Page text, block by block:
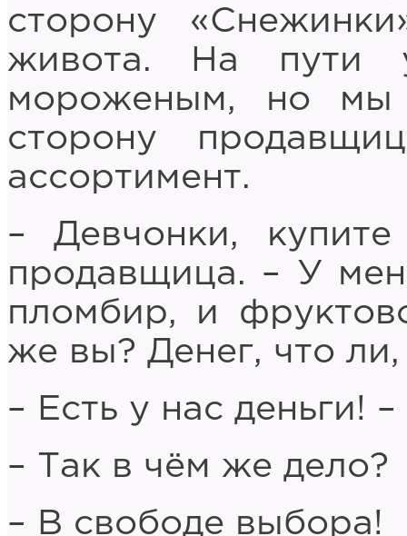
сторону
живота. На пути
мороженым, но
сторону
ассортимент.
– Девчонки,
продавщица. – У
пломбир, и
же вы? Денег, что ли,
– Есть у нас деньги!
– Так в чём же дело?
– В свободе выбора!